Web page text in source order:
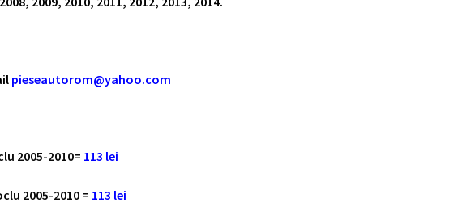
pieseautorom@yahoo.com
2005-2010= 113 lei
2005-2010 = 113 lei